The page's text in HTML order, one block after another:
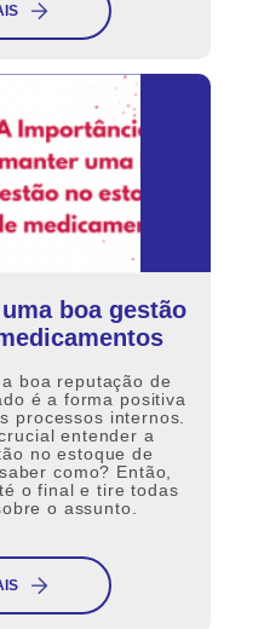
boa gestão
boa reputação de
é a forma positiva
processos internos.
entender a
no estoque de
como? Então,
o final e tire todas
o assunto.